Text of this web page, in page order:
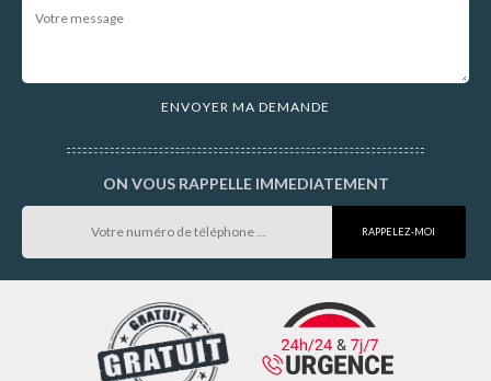
ON VOUS RAPPELLE IMMEDIATEMENT